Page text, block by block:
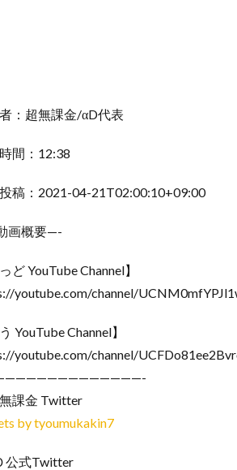
：超無課金/αD代表
間：12:38
稿：2021-04-21T02:00:10+09:00
画概要—-
っど YouTube Channel】
youtube.com/channel/
う YouTube Channel】
youtube.com/channel/
課金 Twitter
by tyoumukakin7
公式Twitter